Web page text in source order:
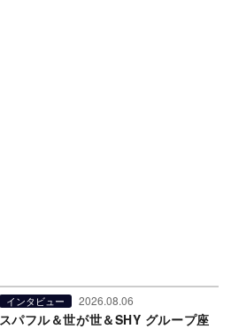
インタビュー 2026.08.06
スパフル＆世が世＆SHY グループ座